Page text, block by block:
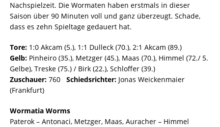
Nachspielzeit. Die Wormaten haben erstmals in dieser
Saison über 90 Minuten voll und ganz überzeugt. Schade,
dass es zehn Spieltage gedauert hat.
Tore: 1:0 Akcam (5.), 1:1 Dulleck (70.), 2:1 Akcam (89.)
Gelb: Pinheiro (35.), Metzger (45.), Maas (70.), Himmel (72./ 5.
Gelbe), Treske (75.) / Birk (22.), Schloffer (39.)
Zuschauer: 760 Schiedsrichter: Jonas Weickenmaier
(Frankfurt)
Wormatia Worms
Paterok – Antonaci, Metzger, Maas, Auracher – Himmel